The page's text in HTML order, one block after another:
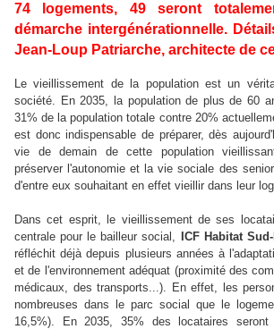
74 logements, 49 seront
démarche intergénérationnelle.
Jean-Loup Patriarche, architecte de
Le vieillissement de la population est un
société. En 2035, la population de plus de 60
31% de la population totale contre 20%
est donc indispensable de préparer, dès
vie de demain de cette population
préserver l'autonomie et la vie sociale des
d'entre eux souhaitant en effet vieillir dans leur
Dans cet esprit, le vieillissement de ses
centrale pour le bailleur social,
ICF Habitat
réfléchit déjà depuis plusieurs années à
et de l'environnement adéquat (proximité des
médicaux, des transports...). En effet, les
nombreuses dans le parc social que le
16,5%). En 2035, 35% des locataires